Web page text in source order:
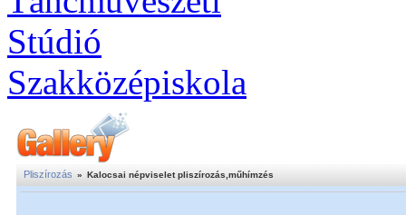
Pliszírozás » Kalocsai népviselet pliszírozás,műhímzés